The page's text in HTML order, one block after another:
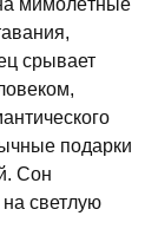
мимолётные
срывает
подарки
Сон
светлую